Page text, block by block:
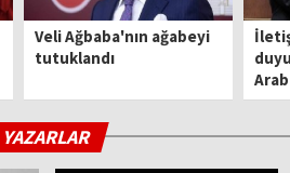
Veli Ağbaba'nın ağabeyi
tutuklandı
YAZARLAR